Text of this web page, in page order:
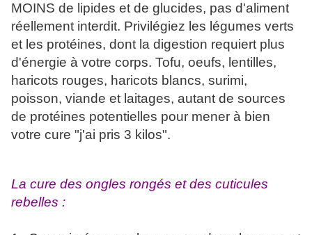
MOINS de lipides et de glucides, pas d'aliment
réellement interdit. Privilégiez les légumes verts
et les protéines, dont la digestion requiert plus
d'énergie à votre corps. Tofu, oeufs, lentilles,
haricots rouges, haricots blancs, surimi,
poisson, viande et laitages, autant de sources
de protéines potentielles pour mener à bien
votre cure "j'ai pris 3 kilos".
La cure des ongles rongés et des cuticules
rebelles :